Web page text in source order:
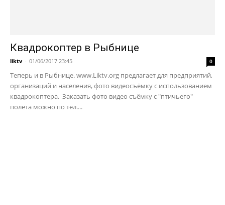
Квадрокоптер в Рыбнице
liktv - 01/06/2017 23:45 0
Теперь и в Рыбнице. www.Liktv.org предлагает для предприятий,
организаций и населения, фото видеосъёмку с использованием
квадрокоптера. Заказать фото видео съёмку с "птичьего"
полета можно по тел....